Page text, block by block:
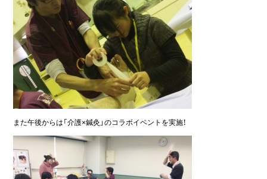
また午後からは「介護×鍼灸」のコラボイベントを実施！